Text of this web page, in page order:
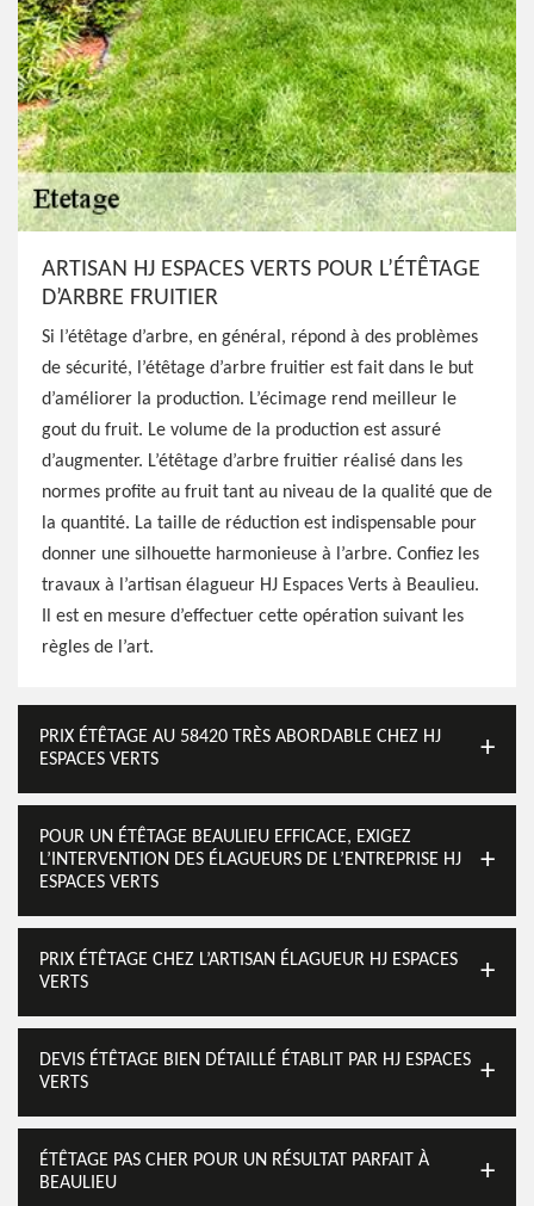
ARTISAN HJ ESPACES VERTS POUR L’ÉTÊTAGE
D’ARBRE FRUITIER
Si l’étêtage d’arbre, en général, répond à des problèmes
de sécurité, l’étêtage d’arbre fruitier est fait dans le but
d’améliorer la production. L’écimage rend meilleur le
gout du fruit. Le volume de la production est assuré
d’augmenter. L’étêtage d’arbre fruitier réalisé dans les
normes profite au fruit tant au niveau de la qualité que de
la quantité. La taille de réduction est indispensable pour
donner une silhouette harmonieuse à l’arbre. Confiez les
travaux à l’artisan élagueur HJ Espaces Verts à Beaulieu.
Il est en mesure d’effectuer cette opération suivant les
règles de l’art.
PRIX ÉTÊTAGE AU 58420 TRÈS ABORDABLE CHEZ HJ
ESPACES VERTS
POUR UN ÉTÊTAGE BEAULIEU EFFICACE, EXIGEZ
L’INTERVENTION DES ÉLAGUEURS DE L’ENTREPRISE HJ
ESPACES VERTS
PRIX ÉTÊTAGE CHEZ L’ARTISAN ÉLAGUEUR HJ ESPACES
VERTS
DEVIS ÉTÊTAGE BIEN DÉTAILLÉ ÉTABLIT PAR HJ ESPACES
VERTS
ÉTÊTAGE PAS CHER POUR UN RÉSULTAT PARFAIT À
BEAULIEU